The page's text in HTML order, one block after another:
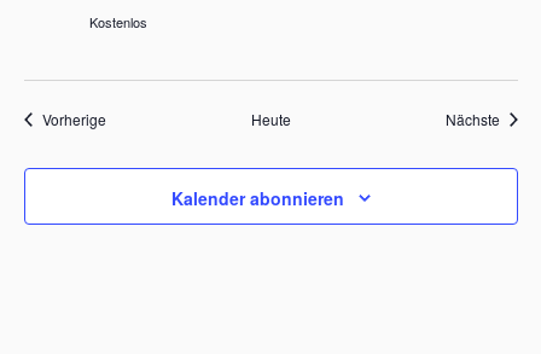
Kostenlos
VorherigeVeranstaltungen Heute Nächste
Kalender abonnieren